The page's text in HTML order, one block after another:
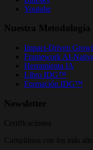
Youtube
Nuestra Metodología
Impact-Driven
Framework AI-
Herramienta IA
Libro IDG™
Formación IDG™
Newsletter
Certificaciones
Cumplimos con los más